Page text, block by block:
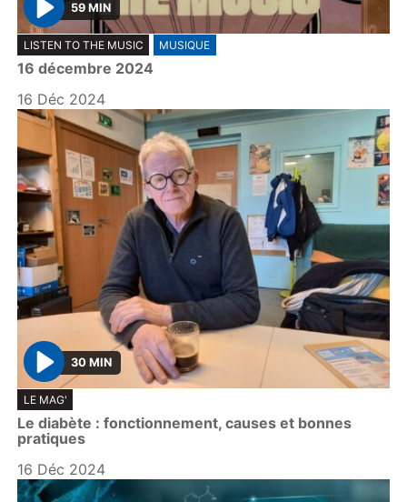
P
l
a
y
59 MIN
LISTEN TO THE MUSIC MUSIQUE
16 décembre 2024
16 Déc 2024
P
l
a
y
30 MIN
LE MAG'
Le diabète : fonctionnement, causes et bonnes
pratiques
16 Déc 2024